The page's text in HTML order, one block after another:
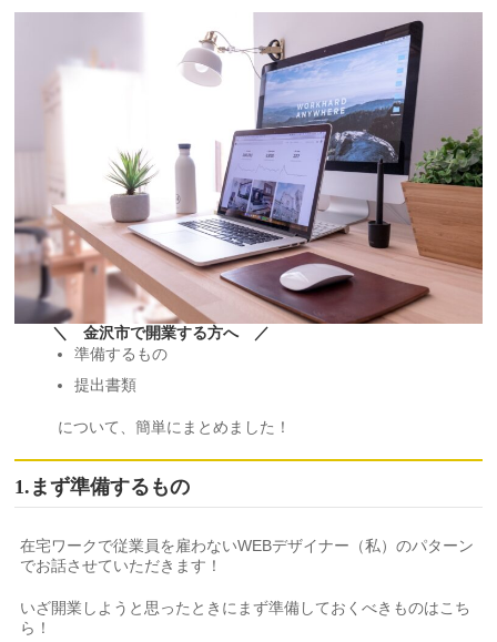
＼ 金沢市で開業する方へ ／
準備するもの
提出書類
について、簡単にまとめました！
1.まず準備するもの
在宅ワークで従業員を雇わないWEBデザイナー（私）のパターン
でお話させていただきます！
いざ開業しようと思ったときにまず準備しておくべきものはこち
ら！